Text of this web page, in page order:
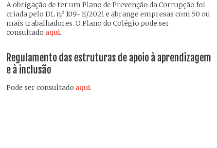
A obrigação de ter um Plano de Prevenção da Corrupção foi
criada pelo DL n.º 109- E/2021 e abrange empresas com 50 ou
mais trabalhadores. O Plano do Colégio pode ser
consultado aqui.
Regulamento das estruturas de apoio à aprendizagem
e à inclusão
Pode ser consultado aqui.